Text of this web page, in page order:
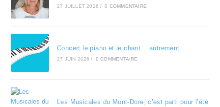
27 JUILLET 2026 / 0 COMMENTAIRE
Concert le piano et le chant… autrement.
27 JUIN 2026 / 0 COMMENTAIRE
Les Musicales du Mont-Dore, c’est parti pour l’été